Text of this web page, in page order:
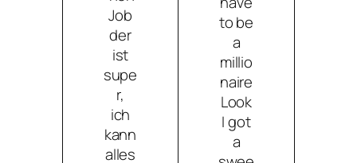
Job
der
ist
supe
r,
ich
kann
alles
to be
a
millio
naire
Look
I got
a